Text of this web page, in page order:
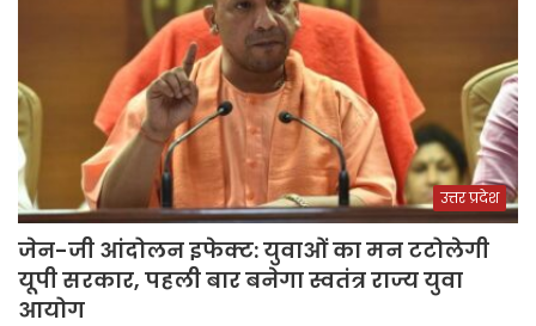
उत्तर प्रदेश
जेन-जी आंदोलन इफेक्ट: युवाओं का मन टटोलेगी
यूपी सरकार, पहली बार बनेगा स्वतंत्र राज्य युवा
आयोग